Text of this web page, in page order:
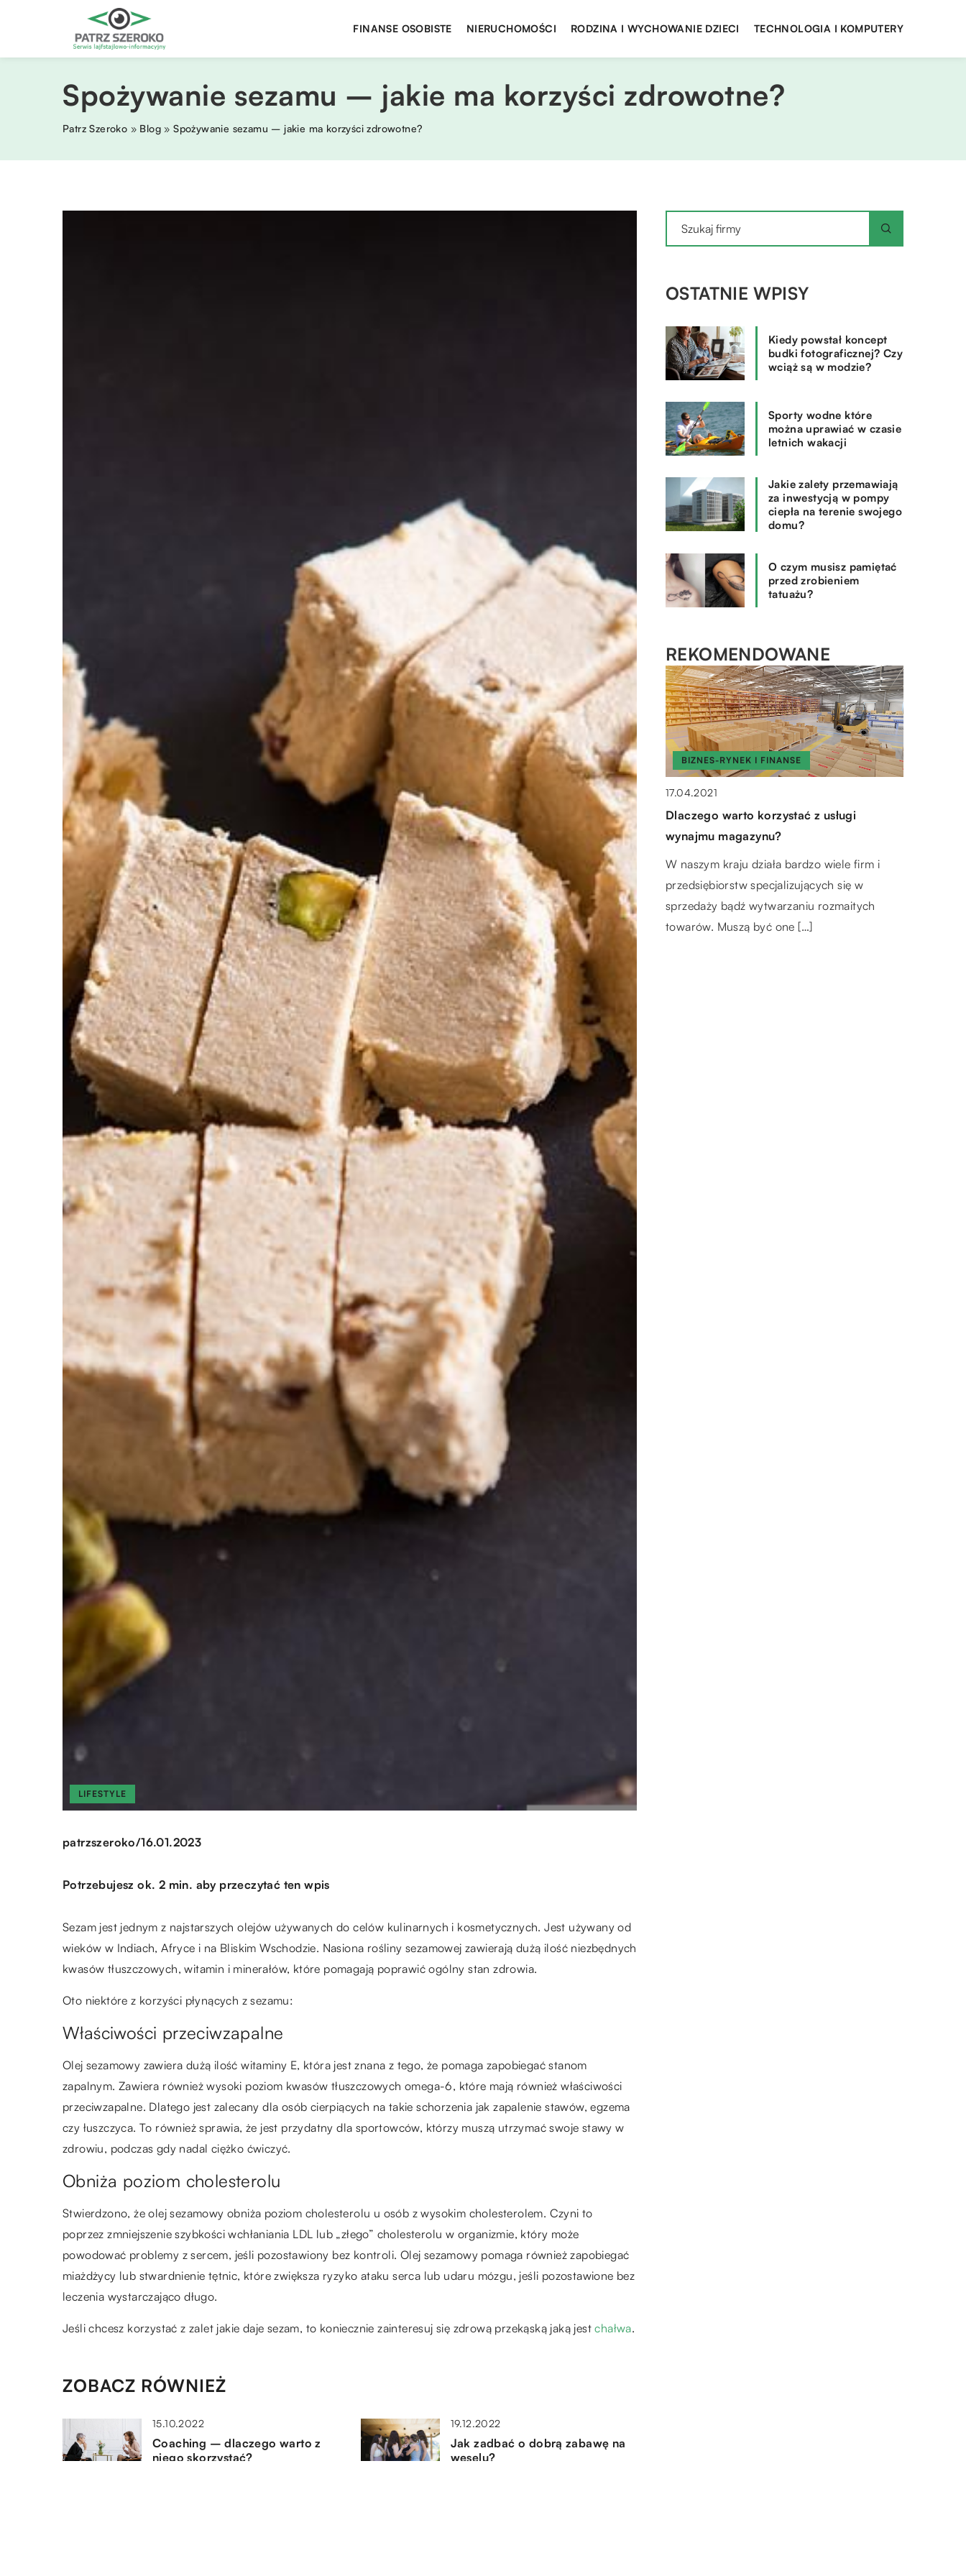
FINANSE OSOBISTE NIERUCHOMOŚCI RODZINA I WYCHOWANIE DZIECI TECHNOLOGIA I KOMPUTERY
Spożywanie sezamu – jakie ma korzyści zdrowotne?
Patrz Szeroko » Blog »Spożywanie sezamu – jakie ma korzyści zdrowotne?
LIFESTYLE
patrzszeroko/16.01.2023
Potrzebujesz ok. 2 min. aby przeczytać ten wpis
Sezam jest jednym z najstarszych olejów używanych do celów kulinarnych i kosmetycznych. Jest używany od
wieków w Indiach, Afryce i na Bliskim Wschodzie. Nasiona rośliny sezamowej zawierają dużą ilość niezbędnych
kwasów tłuszczowych, witamin i minerałów, które pomagają poprawić ogólny stan zdrowia.
Oto niektóre z korzyści płynących z sezamu:
Właściwości przeciwzapalne
Olej sezamowy zawiera dużą ilość witaminy E, która jest znana z tego, że pomaga zapobiegać stanom
zapalnym. Zawiera również wysoki poziom kwasów tłuszczowych omega-6, które mają również właściwości
przeciwzapalne. Dlatego jest zalecany dla osób cierpiących na takie schorzenia jak zapalenie stawów, egzema
czy łuszczyca. To również sprawia, że jest przydatny dla sportowców, którzy muszą utrzymać swoje stawy w
zdrowiu, podczas gdy nadal ciężko ćwiczyć.
Obniża poziom cholesterolu
Stwierdzono, że olej sezamowy obniża poziom cholesterolu u osób z wysokim cholesterolem. Czyni to
poprzez zmniejszenie szybkości wchłaniania LDL lub „złego” cholesterolu w organizmie, który może
powodować problemy z sercem, jeśli pozostawiony bez kontroli. Olej sezamowy pomaga również zapobiegać
miażdżycy lub stwardnienie tętnic, które zwiększa ryzyko ataku serca lub udaru mózgu, jeśli pozostawione bez
leczenia wystarczająco długo.
Jeśli chcesz korzystać z zalet jakie daje sezam, to koniecznie zainteresuj się zdrową przekąską jaką jestchałwa.
ZOBACZ RÓWNIEŻ
15.10.2022
Coaching – dlaczego warto z
niego skorzystać?
19.12.2022
Jak zadbać o dobrą zabawę na
weselu?
OSTATNIE WPISY
Kiedy powstał koncept
budki fotograficznej? Czy
wciąż są w modzie?
Sporty wodne które
można uprawiać w czasie
letnich wakacji
Jakie zalety przemawiają
za inwestycją w pompy
ciepła na terenie swojego
domu?
O czym musisz pamiętać
przed zrobieniem
tatuażu?
REKOMENDOWANE
04.07.2019
Wpływ przerzutek na komfort jazdy
rowerem
Rower to środek transportu, który w
ostatnich latach cieszy się ogromnym
BIZNES-RYNEK I FINANSE
17.04.2021
Dlaczego warto korzystać z usługi
wynajmu magazynu?
W naszym kraju działa bardzo wiele firm i
przedsiębiorstw specjalizujących się w
sprzedaży bądź wytwarzaniu rozmaitych
towarów. Muszą być one […]
18.01.2021
Jak zaaranżować w domu komfortowe
miejsce do pracy zdalnej?
Wiele zawodów wykonywanych jest w
domowym biurze. Architekci, projektanci